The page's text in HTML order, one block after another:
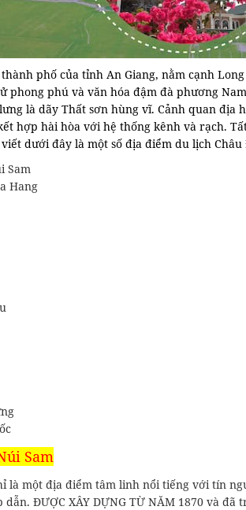
phố của tỉnh An Giang, nằm cạnh
phong phú và văn hóa đậm đà phương
là dãy Thất sơn hùng vĩ. Cảnh quan
hợp hài hòa với hệ thống kênh và rạch.
dưới đây là một số địa điểm du lịch
Sam
Hang
Sam
là một địa điểm tâm linh nổi tiếng với tín
ĐƯỢC XÂY DỰNG TỪ NĂM 1870 và